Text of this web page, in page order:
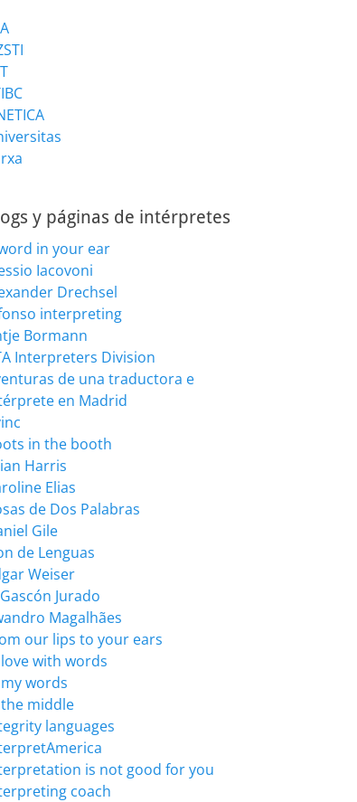
y páginas de intérpretes
in your ear
Iacovoni
Drechsel
interpreting
Bormann
Interpreters Division
de una traductora e
en Madrid
in the booth
Harris
Elias
de Dos Palabras
Gile
de Lenguas
Weiser
Jurado
Magalhães
our lips to your ears
with words
words
middle
languages
is not good for you
coach